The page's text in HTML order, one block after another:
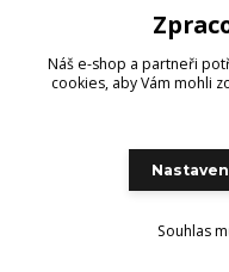
Náš e-shop a partneři
cookies, aby Vám mohli
Souhlas